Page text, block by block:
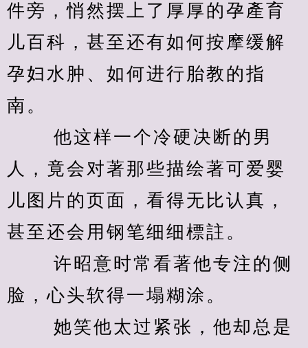
件旁，悄然摆上了厚厚的孕產育
儿百科，甚至还有如何按摩缓解
孕妇水肿、如何进行胎教的指
南。
他这样一个冷硬决断的男
人，竟会对著那些描绘著可爱婴
儿图片的页面，看得无比认真，
甚至还会用钢笔细细標註。
许昭意时常看著他专注的侧
脸，心头软得一塌糊涂。
她笑他太过紧张，他却总是